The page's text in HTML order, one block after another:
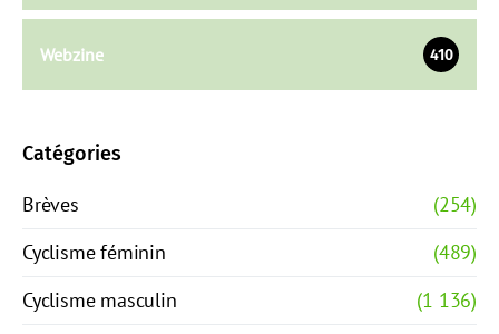
Webzine 410
Catégories
Brèves
(254)
Cyclisme féminin
(489)
Cyclisme masculin
(1 136)